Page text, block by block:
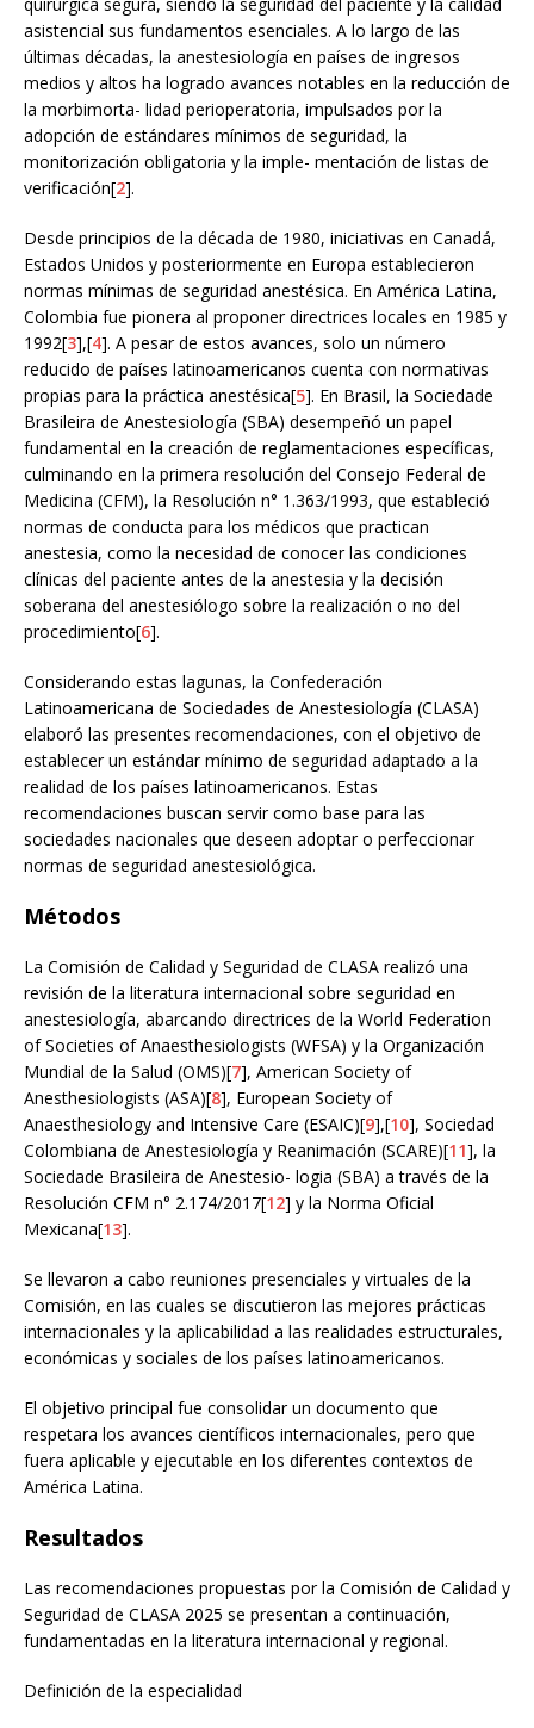
asistencial sus fundamentos esenciales. A lo largo de las
últimas décadas, la anestesiología en países de ingresos
medios y altos ha logrado avances notables en la reducción de
la morbimorta- lidad perioperatoria, impulsados por la
adopción de estándares mínimos de seguridad, la
monitorización obligatoria y la imple- mentación de listas de
verificación[2].
Desde principios de la década de 1980, iniciativas en Canadá,
Estados Unidos y posteriormente en Europa establecieron
normas mínimas de seguridad anestésica. En América Latina,
Colombia fue pionera al proponer directrices locales en 1985 y
1992[3],[4]. A pesar de estos avances, solo un número
reducido de países latinoamericanos cuenta con normativas
propias para la práctica anestésica[5]. En Brasil, la Sociedade
Brasileira de Anestesiología (SBA) desempeñó un papel
fundamental en la creación de reglamentaciones específicas,
culminando en la primera resolución del Consejo Federal de
Medicina (CFM), la Resolución n° 1.363/1993, que estableció
normas de conducta para los médicos que practican
anestesia, como la necesidad de conocer las condiciones
clínicas del paciente antes de la anestesia y la decisión
soberana del anestesiólogo sobre la realización o no del
procedimiento[6].
Considerando estas lagunas, la Confederación
Latinoamericana de Sociedades de Anestesiología (CLASA)
elaboró las presentes recomendaciones, con el objetivo de
establecer un estándar mínimo de seguridad adaptado a la
realidad de los países latinoamericanos. Estas
recomendaciones buscan servir como base para las
sociedades nacionales que deseen adoptar o perfeccionar
normas de seguridad anestesiológica.
Métodos
La Comisión de Calidad y Seguridad de CLASA realizó una
revisión de la literatura internacional sobre seguridad en
anestesiología, abarcando directrices de la World Federation
of Societies of Anaesthesiologists (WFSA) y la Organización
Mundial de la Salud (OMS)[7], American Society of
Anesthesiologists (ASA)[8], European Society of
Anaesthesiology and Intensive Care (ESAIC)[9],[10], Sociedad
Colombiana de Anestesiología y Reanimación (SCARE)[11], la
Sociedade Brasileira de Anestesio- logia (SBA) a través de la
Resolución CFM n° 2.174/2017[12] y la Norma Oficial
Mexicana[13].
Se llevaron a cabo reuniones presenciales y virtuales de la
Comisión, en las cuales se discutieron las mejores prácticas
internacionales y la aplicabilidad a las realidades estructurales,
económicas y sociales de los países latinoamericanos.
El objetivo principal fue consolidar un documento que
respetara los avances científicos internacionales, pero que
fuera aplicable y ejecutable en los diferentes contextos de
América Latina.
Resultados
Las recomendaciones propuestas por la Comisión de Calidad y
Seguridad de CLASA 2025 se presentan a continuación,
fundamentadas en la literatura internacional y regional.
Definición de la especialidad